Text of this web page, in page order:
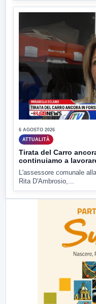
6 AGOSTO 2026
ATTUALITÀ
Tirata del Carro
continuiamo a
L'assessore comunale
Rita D'Ambrosio,...